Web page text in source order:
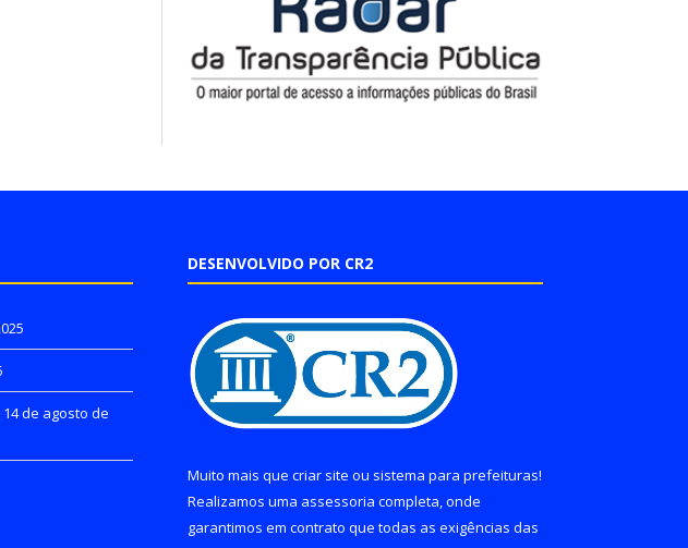
14 de agosto de
DESENVOLVIDO POR CR2
Muito mais que criar site ou sistema para prefeituras!
Realizamos uma assessoria completa, onde
garantimos em contrato que todas as exigências das